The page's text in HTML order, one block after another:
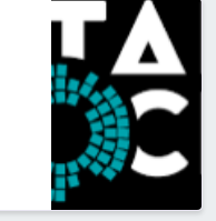
CONSIGLIO COMUNALE}